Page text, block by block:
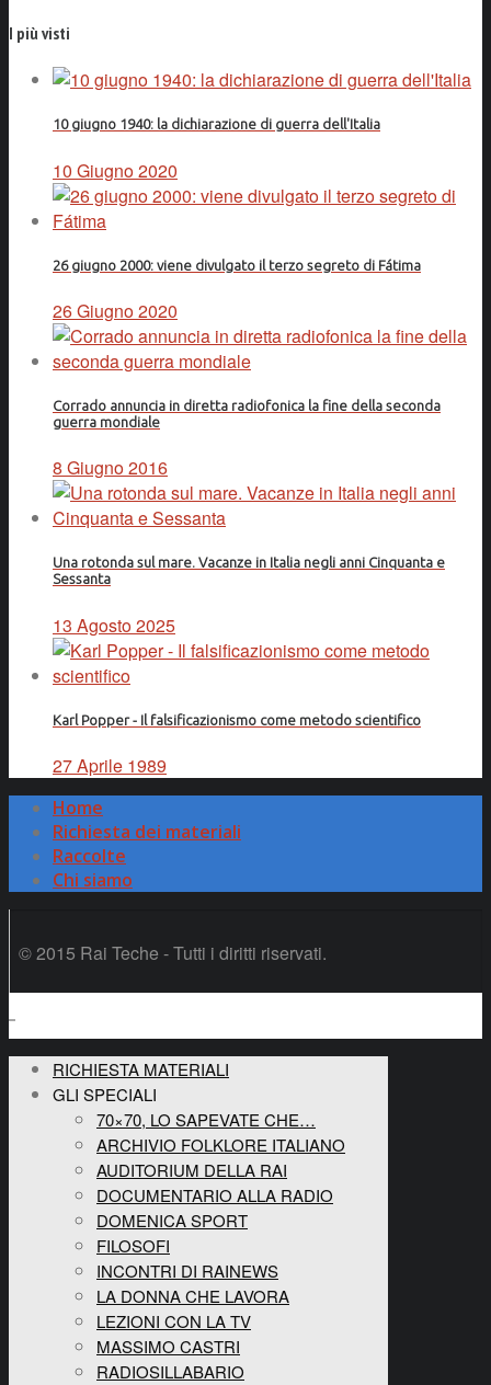
I più visti
10 giugno 1940: la dichiarazione di guerra dell'Italia
10 Giugno 2020
26 giugno 2000: viene divulgato il terzo segreto di Fátima
26 Giugno 2020
Corrado annuncia in diretta radiofonica la fine della seconda
guerra mondiale
8 Giugno 2016
Una rotonda sul mare. Vacanze in Italia negli anni Cinquanta e
Sessanta
13 Agosto 2025
Karl Popper - Il falsificazionismo come metodo scientifico
27 Aprile 1989
Home
Richiesta dei materiali
Raccolte
Chi siamo
© 2015 Rai Teche - Tutti i diritti riservati.
RICHIESTA MATERIALI
GLI SPECIALI
70×70, LO SAPEVATE CHE…
ARCHIVIO FOLKLORE ITALIANO
AUDITORIUM DELLA RAI
DOCUMENTARIO ALLA RADIO
DOMENICA SPORT
FILOSOFI
INCONTRI DI RAINEWS
LA DONNA CHE LAVORA
LEZIONI CON LA TV
MASSIMO CASTRI
RADIOSILLABARIO